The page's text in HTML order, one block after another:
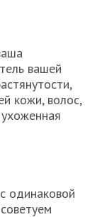
вашей
кожи, волос,
одинаковой